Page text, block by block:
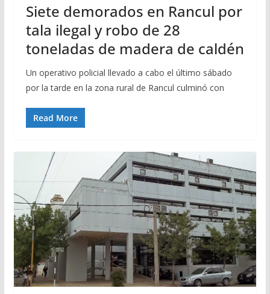
Siete demorados en Rancul por
tala ilegal y robo de 28
toneladas de madera de caldén
Un operativo policial llevado a cabo el último sábado
por la tarde en la zona rural de Rancul culminó con
Read More